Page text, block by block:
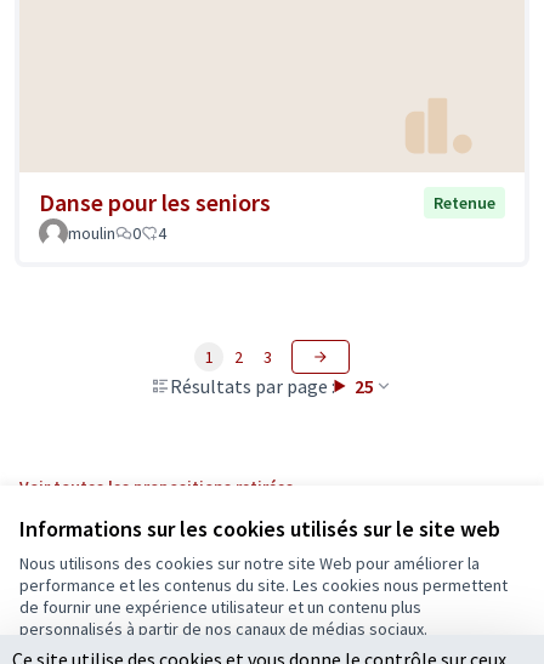
Informations sur les cookies utilisés sur le site web
Nous utilisons des cookies sur notre site Web pour améliorer la
performance et les contenus du site. Les cookies nous permettent
de fournir une expérience utilisateur et un contenu plus
personnalisés à partir de nos canaux de médias sociaux.
Tout accepter
Danse pour les seniors
Retenue
moulin
0 4
Résultats par page : 25
1 2 3
Voir toutes les propositions retirées
Conditions d'utilisation
Paramètres des cookies
Ecrivons Angers sur X
(Lien externe)
Ecrivons Angers sur Facebook
(Lien externe)
Ce site utilise des cookies et vous donne le contrôle sur ceux